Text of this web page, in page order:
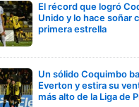
El récord que logró
Unido y lo hace soñar
primera estrella
Un sólido Coquimbo
Everton y estira su
más alto de la Liga de